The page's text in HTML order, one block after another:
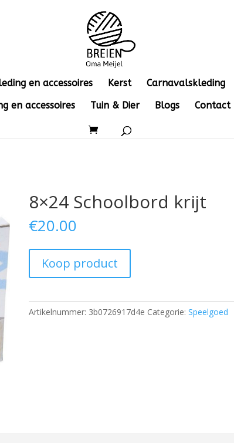
en accessoires Kerst
Carnavalskleding
en accessoires
Tuin & Dier Blogs Contact
8×24 Schoolbord krijt
€20.00
Koop product
Artikelnummer: 3b0726917d4e Categorie:Speelgoed